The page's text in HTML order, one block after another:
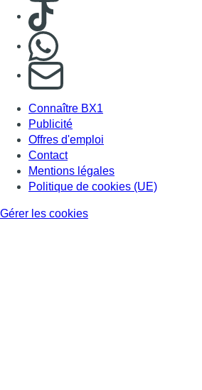
Consulter TikTok
S'abonner à notre newsletter
Connaître BX1
Publicité
Offres d'emploi
Contact
Mentions légales
Politique de cookies (UE)
Gérer les cookies